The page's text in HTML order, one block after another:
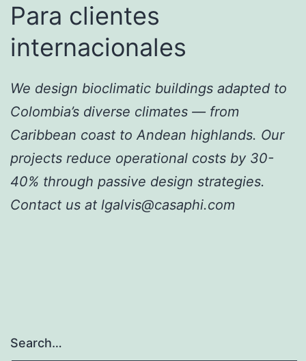
Para clientes
internacionales
We design bioclimatic buildings adapted to
Colombia’s diverse climates — from
Caribbean coast to Andean highlands. Our
projects reduce operational costs by 30-
40% through passive design strategies.
Contact us at lgalvis@casaphi.com
Search…